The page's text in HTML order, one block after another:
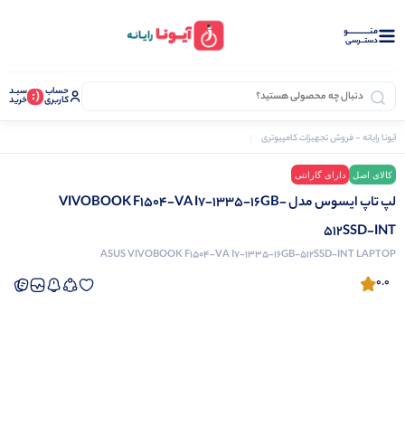
منــــــــــــو
دستــرسی
حساب
کاربری (: سبـد
خرید
آیونا رایانه - فروش تجهیزات کامپیوتری
کالای اصل دارای گارانتی
لپ تاپ ایسوس مدل VIVOBOOK F1504-VA I7-1335-16GB-
512SSD-INT
ASUS VIVOBOOK F1504-VA I7-1335-16GB-512SSD-INT LAPTOP
0.0